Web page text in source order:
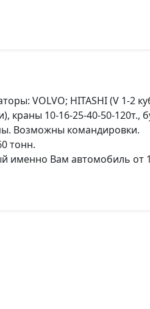
VOLVO; HITASHI (V 1-2
краны 10-16-25-40-50-
Возможны командировки.
тонн.
именно Вам автомобиль от